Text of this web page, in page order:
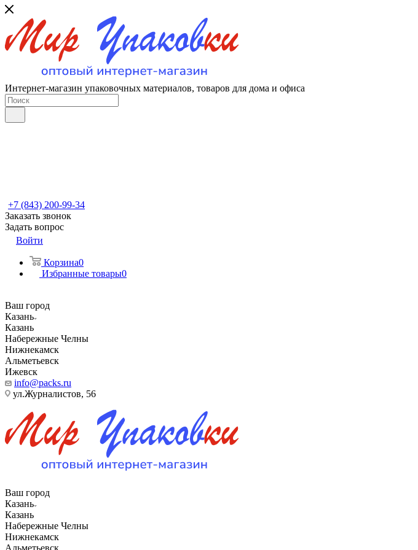
Интернет-магазин упаковочных материалов, товаров для дома и офиса
+7 (843) 200-99-34
Заказать звонок
Задать вопрос
Войти
Корзина0
Избранные товары0
Ваш город
Казань
Казань
Набережные Челны
Нижнекамск
Альметьевск
Ижевск
info@packs.ru
ул.Журналистов, 56
Ваш город
Казань
Казань
Набережные Челны
Нижнекамск
Альметьевск